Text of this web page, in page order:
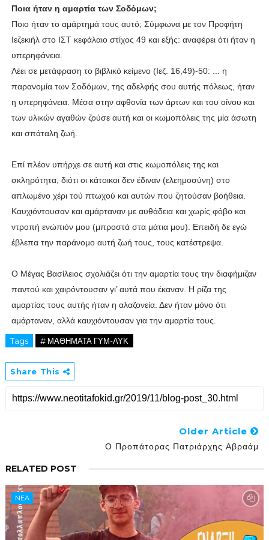
Ποια ήταν η αμαρτία των Σοδόμων;
Ποιο ήταν το αμάρτημά τους αυτό; Σύμφωνα με τον Προφήτη
Ιεζεκιήλ στο ΙΣΤ κεφάλαιο στίχος 49 και εξής: αναφέρει ότι ήταν η
υπερηφάνεια.
Λέει σε μετάφραση το βιβλικό κείμενο (Ιεζ. 16,49)-50: ... η
παρανομία των Σοδόμων, της αδελφής σου αυτής πόλεως, ήταν
η υπερηφάνεια. Μέσα στην αφθονία των άρτων και του οίνου και
των υλικών αγαθών ζούσε αυτή και οι κωμοπόλεις της μία άσωτη
και σπάταλη ζωή.
Επί πλέον υπήρχε σε αυτή και στις κωμοπόλεις της και
σκληρότητα, διότι οι κάτοικοι δεν έδιναν (ελεημοσύνη) στο
απλωμένο χέρι τού πτωχού και αυτών που ζητούσαν βοήθεια.
Καυχιόντουσαν και αμάρταναν με αυθάδεια και χωρίς φόβο και
ντροπή ενώπιόν μου (μπροστά στα μάτια μου). Επειδή δε εγώ
έβλεπα την παράνομο αυτή ζωή τους, τους κατέστρεψα.
Ο Μέγας Βασίλειος σχολιάζει ότι την αμαρτία τους την διαφήμιζαν
παντού και χαιρόντουσαν γι’ αυτά που έκαναν. Η ρίζα της
αμαρτίας τους αυτής ήταν η αλαζονεία. Δεν ήταν μόνο ότι
αμάρταναν, αλλά καυχιόντουσαν για την αμαρτία τους.
Tags # ΜΑΘΗΜΑΤΑ ΓΥΜ-ΛΥΚ
Share This
Older Article
Ο Προπάτορας Πατριάρχης Αβραάμ
RELATED POST
NEA